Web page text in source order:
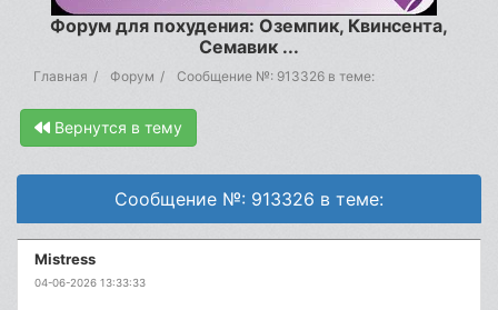
Форум для похудения: Оземпик, Квинсента,
Семавик ...
Главная Форум Сообщение №: 913326 в теме:
Вернутся в тему
Сообщение №: 913326 в теме:
Mistress
04-06-2026 13:33:33